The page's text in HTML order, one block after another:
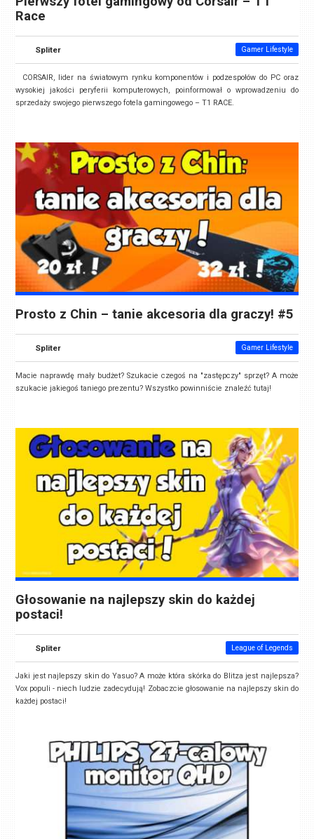
Race
Spliter Gamer Lifestyle
CORSAIR, lider na światowym rynku komponentów i podzespołów do PC oraz
wysokiej jakości peryferii komputerowych, poinformował o wprowadzeniu do
sprzedaży swojego pierwszego fotela gamingowego – T1 RACE.
Prosto z Chin – tanie akcesoria dla graczy! #5
Spliter Gamer Lifestyle
Macie naprawdę mały budżet? Szukacie czegoś na "zastępczy" sprzęt? A może
szukacie jakiegoś taniego prezentu? Wszystko powinniście znaleźć tutaj!
Głosowanie na najlepszy skin do każdej
postaci!
Spliter League of Legends
Jaki jest najlepszy skin do Yasuo? A może która skórka do Blitza jest najlepsza?
Vox populi - niech ludzie zadecydują! Zobaczcie głosowanie na najlepszy skin do
każdej postaci!